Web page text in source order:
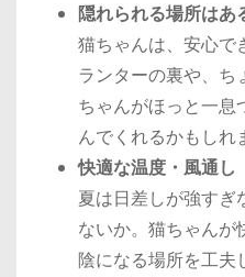
隠れられる場所はあ
猫ちゃんは、安心で
ランターの裏や、ち
ちゃんがほっと一息
んでくれるかもしれ
快適な温度・風通し
夏は日差しが強すぎ
ないか。猫ちゃんが
陰になる場所を工夫